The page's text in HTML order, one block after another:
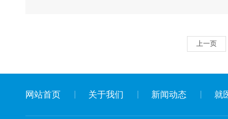
上一页
网站首页 关于我们 新闻动态 就